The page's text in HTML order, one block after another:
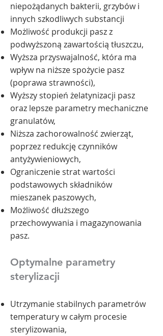
niepożądanych bakterii, grzybów i
innych szkodliwych substancji
Możliwość produkcji pasz z
podwyższoną zawartością tłuszczu,
Wyższa przyswajalność, która ma
wpływ na niższe spożycie pasz
(poprawa strawności),
Wyższy stopień żelatynizacji pasz
oraz lepsze parametry mechaniczne
granulatów,
Niższa zachorowalność zwierząt,
poprzez redukcję czynników
antyżywieniowych,
Ograniczenie strat wartości
podstawowych składników
mieszanek paszowych,
Możliwość dłuższego
przechowywania i magazynowania
pasz.
Optymalne parametry
sterylizacji
Utrzymanie stabilnych parametrów
temperatury w całym procesie
sterylizowania,